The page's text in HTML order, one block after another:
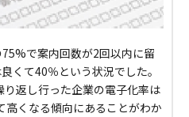
で案内回数が2回以内に留
くて40％という状況でした。
返し行った企業の電子化率は
くなる傾向にあることがわか